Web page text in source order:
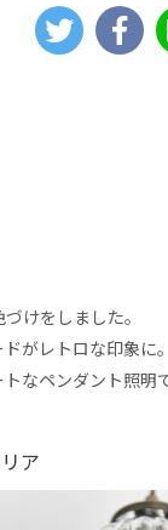
けをしました。
がレトロな印象に。
なペンダント照明で
ア